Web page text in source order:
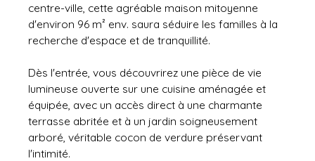
centre-ville, cette agréable maison mitoyenne
d'environ 96 m² env. saura séduire les familles à la
recherche d'espace et de tranquillité.
Dès l'entrée, vous découvrirez une pièce de vie
lumineuse ouverte sur une cuisine aménagée et
équipée, avec un accès direct à une charmante
terrasse abritée et à un jardin soigneusement
arboré, véritable cocon de verdure préservant
l'intimité.